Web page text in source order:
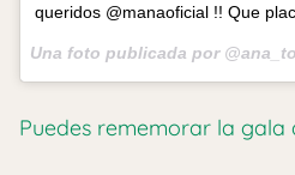
queridos @manaoficial !! Que
Una foto publicada por
Puedes rememorar la gala